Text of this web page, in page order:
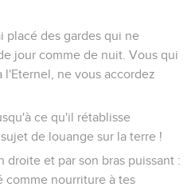
placé des gardes qui ne
jour comme de nuit. Vous qui
l'Eternel, ne vous accordez
ce qu'il rétablisse
de louange sur la terre !
droite et par son bras puissant :
comme nourriture à tes